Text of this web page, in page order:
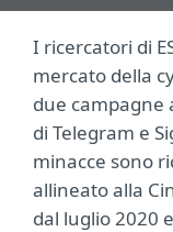
I ricercatori di
mercato della
due campagne
di Telegram e
minacce sono
allineato alla
dal luglio 2020